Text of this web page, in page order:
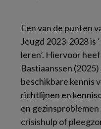
Een van de punten
Jeugd 2023-2028 is
leren’. Hiervoor
Bastiaanssen
beschikbare kennis
richtlijnen en
en
crisishulp of